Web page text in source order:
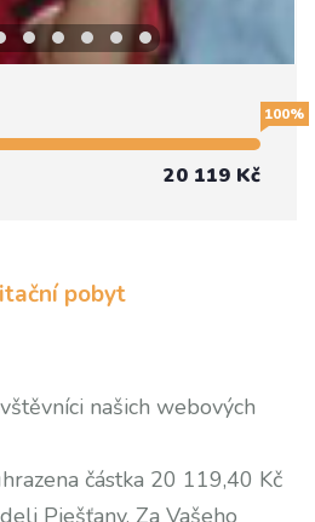
100%
20 119 Kč
pobyt
našich webových
částka 20 119,40 Kč
Piešťany. Za Vašeho